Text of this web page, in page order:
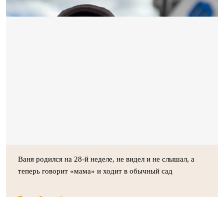
Ваня родился на 28-й неделе, не видел и не слышал, а
теперь говорит «мама» и ходит в обычный сад